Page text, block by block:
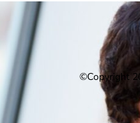
©Copyright